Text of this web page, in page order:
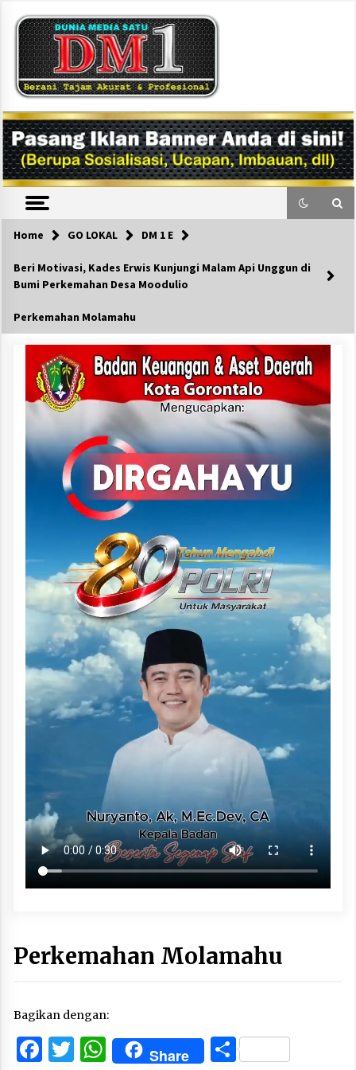
content
DM1
Home GO LOKAL DM 1 E
Beri Motivasi, Kades Erwis Kunjungi Malam Api Unggun di
Bumi Perkemahan Desa Moodulio
Perkemahan Molamahu
Perkemahan Molamahu
Bagikan dengan:
Facebook
Twitter
WhatsApp
Share Share